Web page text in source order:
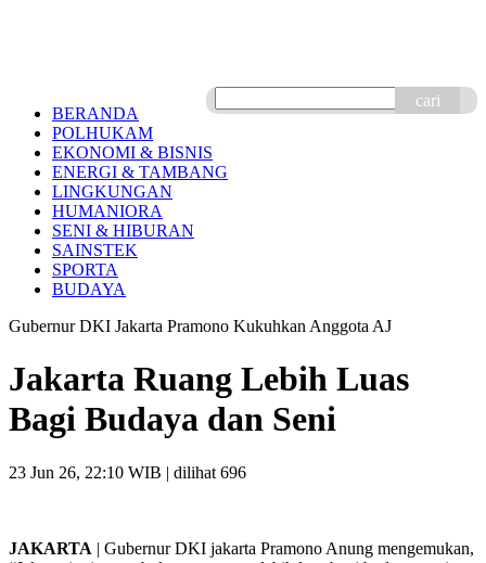
cari
BERANDA
POLHUKAM
EKONOMI & BISNIS
ENERGI & TAMBANG
LINGKUNGAN
HUMANIORA
SENI & HIBURAN
SAINSTEK
SPORTA
BUDAYA
Gubernur DKI Jakarta Pramono Kukuhkan Anggota AJ
Jakarta Ruang Lebih Luas
Bagi Budaya dan Seni
23 Jun 26, 22:10 WIB | dilihat 696
JAKARTA | Gubernur DKI jakarta Pramono Anung mengemukan,